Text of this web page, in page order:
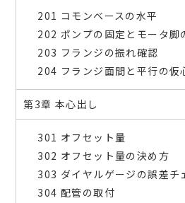
201 コモンベースの水平
202 ポンプの固定とモータ脚
203 フランジの振れ確認
204 フランジ面間と平行の仮
第3章 本心出し
301 オフセット量
302 オフセット量の決め方
303 ダイヤルゲージの誤差チ
304 配管の取付